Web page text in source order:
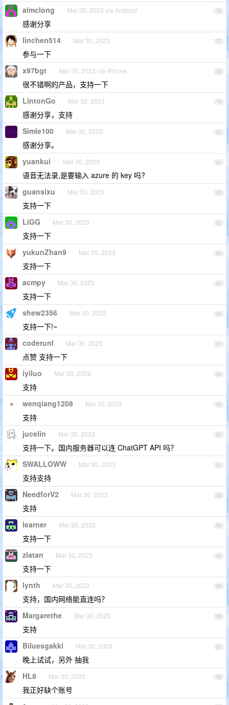
76
almclong Mar 30, 2023 via Android
感谢分享
77
linchen514 Mar 30, 2023
参与一下
78
x97bgt Mar 30, 2023 via iPhone
很不错啊的产品，支持一下
79
LintonGo Mar 30, 2023
感谢分享，支持
80
Simle100 Mar 30, 2023
感谢分享。
81
yuankui Mar 30, 2023
语音无法录,是要输入 azure 的 key 吗?
82
guansixu Mar 30, 2023
支持一下
83
LiGG Mar 30, 2023
支持一下
84
yukunZhan9 Mar 30, 2023
支持一下
85
acmpy Mar 30, 2023
支持一下
86
shew2356 Mar 30, 2023
支持一下!~
87
coderunI Mar 30, 2023
点赞 支持一下
88
iyiluo Mar 30, 2023
支持
89
wenqiang1208 Mar 30, 2023
支持
90
jucelin Mar 30, 2023
支持一下。国内服务器可以连 ChatGPT API 吗？
91
SWALLOWW Mar 30, 2023
支持支持
92
NeedforV2 Mar 30, 2023
支持
93
learner Mar 30, 2023
支持一下
94
zlatan Mar 30, 2023
支持一下
95
lynth Mar 30, 2023
支持，国内网络能直连吗？
96
Margarethe Mar 30, 2023
支持
97
Biluesgakki Mar 30, 2023
晚上试试，另外 抽我
98
HL8 Mar 30, 2023
我正好缺个账号